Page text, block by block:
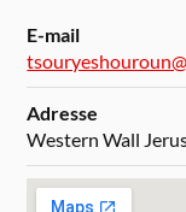
E-mail
Adresse
Western Wall